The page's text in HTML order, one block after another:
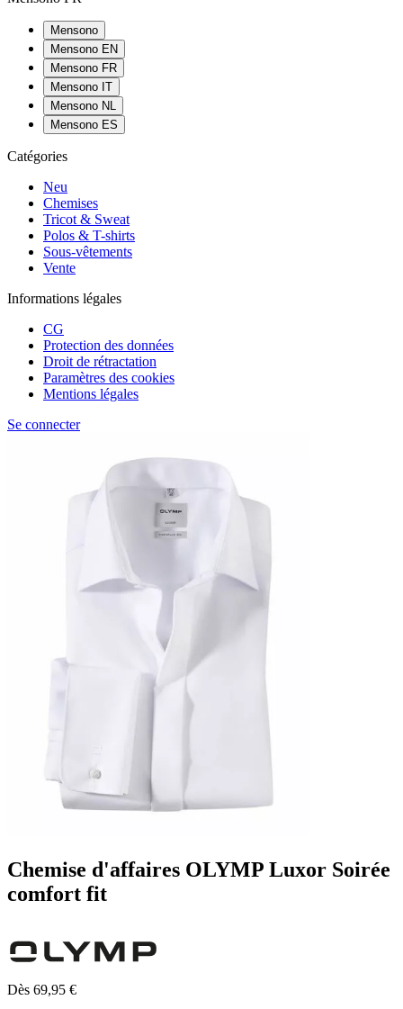
Mensono
Mensono EN
Mensono FR
Mensono IT
Mensono NL
Mensono ES
Catégories
Neu
Chemises
Tricot & Sweat
Polos & T-shirts
Sous-vêtements
Vente
Informations légales
CG
Protection des données
Droit de rétractation
Paramètres des cookies
Mentions légales
Se connecter
Chemise d'affaires OLYMP Luxor Soirée
comfort fit
Dès 69,95 €